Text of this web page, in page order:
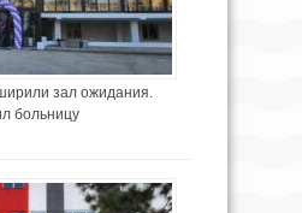
зал ожидания.
больницу